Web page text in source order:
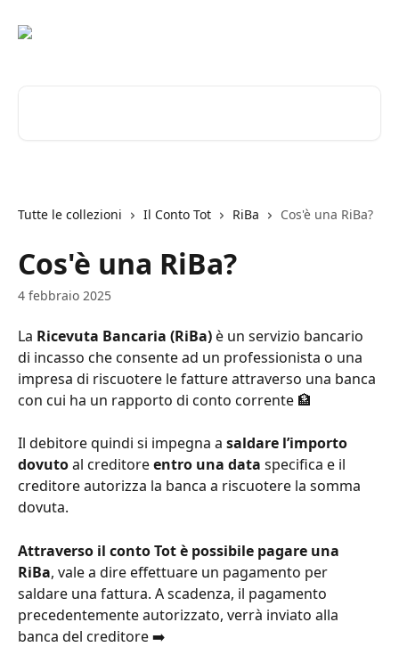
Tutte le collezioni Il Conto Tot RiBa Cos'è una RiBa?
Cos'è una RiBa?
4 febbraio 2025
La Ricevuta Bancaria (RiBa) è un servizio bancario
di incasso che consente ad un professionista o una
impresa di riscuotere le fatture attraverso una banca
con cui ha un rapporto di conto corrente 🏦
Il debitore quindi si impegna a saldare l’importo
dovuto al creditore entro una data specifica e il
creditore autorizza la banca a riscuotere la somma
dovuta.
Attraverso il conto Tot è possibile pagare una
RiBa, vale a dire effettuare un pagamento per
saldare una fattura. A scadenza, il pagamento
precedentemente autorizzato, verrà inviato alla
banca del creditore ➡️